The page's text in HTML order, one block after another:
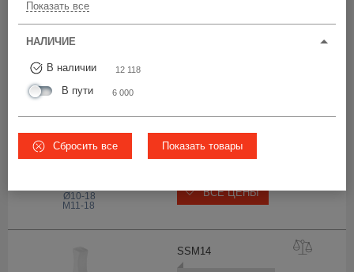
Показать все
НАЛИЧИЕ
В наличии 12 118
В пути 6 000
Сбросить все Показать товары
Ø10-18
M11-18
от 63,20 р.
ВСЕ ЦЕНЫ
SSM 14